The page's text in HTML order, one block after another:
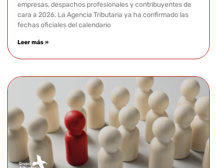
empresas, despachos profesionales y contribuyentes de
cara a 2026. La Agencia Tributaria ya ha confirmado las
fechas oficiales del calendario
Leer más »